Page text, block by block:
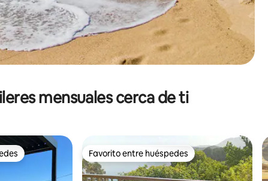
mensuales cerca de ti
preferido Favorito entre huéspedes
Favorito entre huéspedes